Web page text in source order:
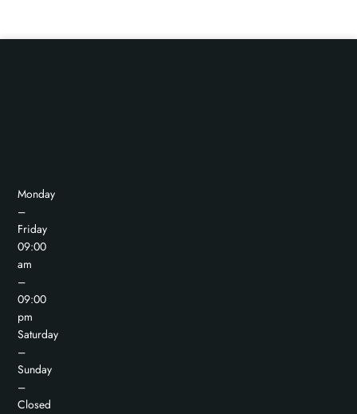
Monday
–
Friday
09:00
am
–
09:00
pm
Saturday
–
Sunday
–
Closed